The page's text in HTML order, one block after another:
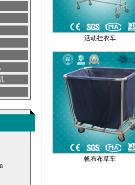
活动挂衣车
帆布布草车